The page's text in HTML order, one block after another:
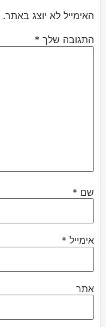
האימייל לא יוצג באתר.
התגובה שלך *
שם *
אימייל *
אתר